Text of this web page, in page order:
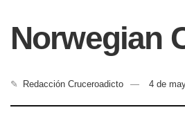
Norwegian
✎ Redacción Cruceroadicto 4 de